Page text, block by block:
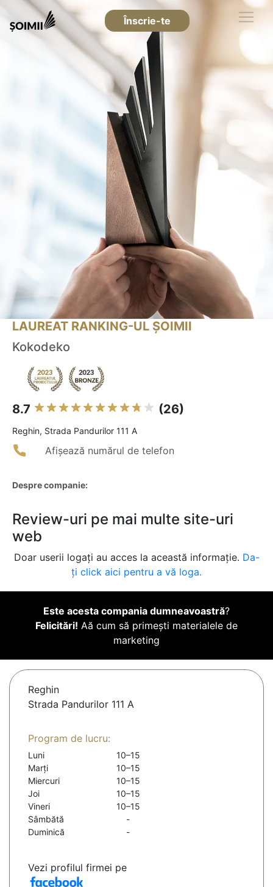
Înscrie-te
LAUREAT RANKING-UL ȘOIMII
Kokodeko
8.7 (26)
Reghin, Strada Pandurilor 111 A
Afișează numărul de telefon
Despre companie:
Review-uri pe mai multe site-uri
web
Doar userii logați au acces la această informație. Da-
ți click aici pentru a vă loga.
Este acesta compania dumneavoastră?
Felicitări! Aă cum să primești materialele de
marketing
Reghin
Strada Pandurilor 111 A
Program de lucru:
Luni
10–15
Marți
10–15
Miercuri
10–15
Joi
10–15
Vineri
10–15
Sâmbătă
-
Duminică
-
Vezi profilul firmei pe